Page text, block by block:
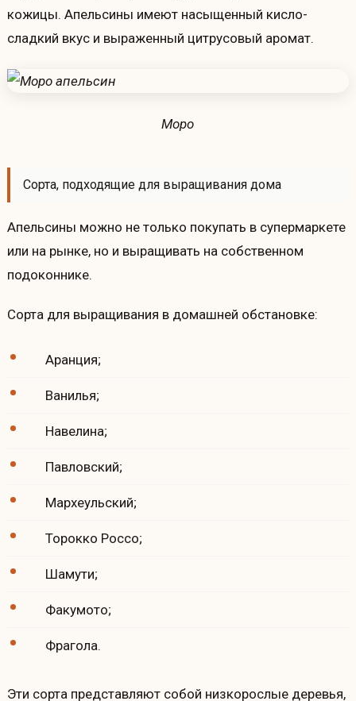
кожицы. Апельсины имеют насыщенный кисло-
сладкий вкус и выраженный цитрусовый аромат.
Моро
Сорта, подходящие для выращивания дома
Апельсины можно не только покупать в супермаркете
или на рынке, но и выращивать на собственном
подоконнике.
Сорта для выращивания в домашней обстановке:
Аранция;
Ванилья;
Навелина;
Павловский;
Мархеульский;
Торокко Россо;
Шамути;
Факумото;
Фрагола.
Эти сорта представляют собой низкорослые деревья,